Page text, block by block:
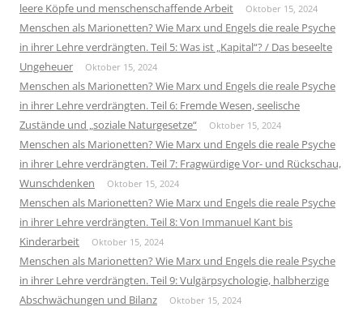
leere Köpfe und menschenschaffende Arbeit
Oktober 15, 2024
Menschen als Marionetten? Wie Marx und Engels die reale Psyche
in ihrer Lehre verdrängten. Teil 5: Was ist „Kapital“? / Das beseelte
Ungeheuer
Oktober 15, 2024
Menschen als Marionetten? Wie Marx und Engels die reale Psyche
in ihrer Lehre verdrängten. Teil 6: Fremde Wesen, seelische
Zustände und „soziale Naturgesetze“
Oktober 15, 2024
Menschen als Marionetten? Wie Marx und Engels die reale Psyche
in ihrer Lehre verdrängten. Teil 7: Fragwürdige Vor- und Rückschau,
Wunschdenken
Oktober 15, 2024
Menschen als Marionetten? Wie Marx und Engels die reale Psyche
in ihrer Lehre verdrängten. Teil 8: Von Immanuel Kant bis
Kinderarbeit
Oktober 15, 2024
Menschen als Marionetten? Wie Marx und Engels die reale Psyche
in ihrer Lehre verdrängten. Teil 9: Vulgärpsychologie, halbherzige
Abschwächungen und Bilanz
Oktober 15, 2024